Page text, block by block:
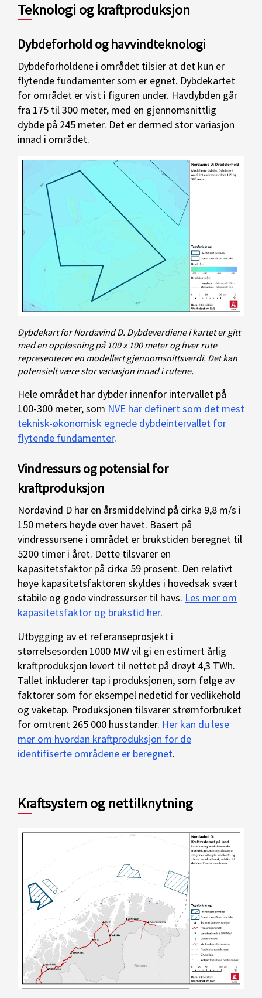
Teknologi og kraftproduksjon
Dybdeforhold og havvindteknologi
Dybdeforholdene i området tilsier at det kun er
flytende fundamenter som er egnet. Dybdekartet
for området er vist i figuren under. Havdybden går
fra 175 til 300 meter, med en gjennomsnittlig
dybde på 245 meter. Det er dermed stor variasjon
innad i området.
Dybdekart for Nordavind D. Dybdeverdiene i kartet er gitt
med en oppløsning på 100 x 100 meter og hver rute
representerer en modellert gjennomsnittsverdi. Det kan
potensielt være stor variasjon innad i rutene.
Hele området har dybder innenfor intervallet på
100-300 meter, som NVE har definert som det mest
teknisk-økonomisk egnede dybdeintervallet for
flytende fundamenter.
Vindressurs og potensial for
kraftproduksjon
Nordavind D har en årsmiddelvind på cirka 9,8 m/s i
150 meters høyde over havet. Basert på
vindressursene i området er brukstiden beregnet til
5200 timer i året. Dette tilsvarer en
kapasitetsfaktor på cirka 59 prosent. Den relativt
høye kapasitetsfaktoren skyldes i hovedsak svært
stabile og gode vindressurser til havs. Les mer om
kapasitetsfaktor og brukstid her.
Utbygging av et referanseprosjekt i
størrelsesorden 1000 MW vil gi en estimert årlig
kraftproduksjon levert til nettet på drøyt 4,3 TWh.
Tallet inkluderer tap i produksjonen, som følge av
faktorer som for eksempel nedetid for vedlikehold
og vaketap. Produksjonen tilsvarer strømforbruket
for omtrent 265 000 husstander. Her kan du lese
mer om hvordan kraftproduksjon for de
identifiserte områdene er beregnet.
Kraftsystem og nettilknytning